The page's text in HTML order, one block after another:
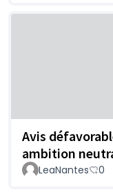
Avis
ambition
LeaNantes 0